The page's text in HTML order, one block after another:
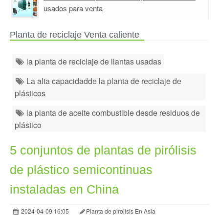
usados para venta
Planta de reciclaje Venta caliente
la planta de reciclaje de llantas usadas
La alta capacidadde la planta de reciclaje de
plásticos
la planta de aceite combustible desde residuos de
plástico
5 conjuntos de plantas de pirólisis
de plástico semicontinuas
instaladas en China
2024-04-09 16:05 Planta de pirolisis En Asia